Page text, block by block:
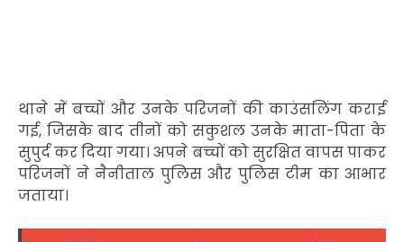
थाने में बच्चों और उनके परिजनों की काउंसलिंग कराई
गई, जिसके बाद तीनों को सकुशल उनके माता-पिता के
सुपुर्द कर दिया गया। अपने बच्चों को सुरक्षित वापस पाकर
परिजनों ने नैनीताल पुलिस और पुलिस टीम का आभार
जताया।